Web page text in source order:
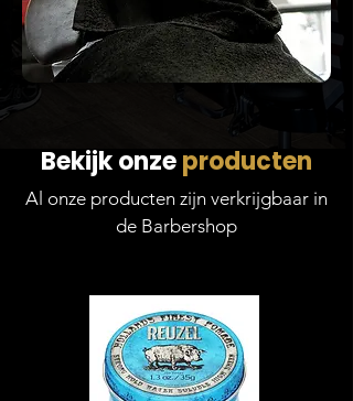
Bekijk onzeproducten
Al onze producten zijn verkrijgbaar in
de Barbershop